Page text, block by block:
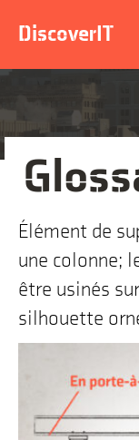
contenu
DiscoverIT
Élément de
une colonne;
être usinés
silhouette